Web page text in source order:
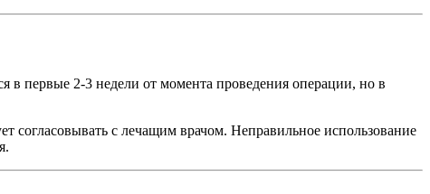
в первые 2-3 недели от момента проведения операции, но в
согласовывать с лечащим врачом. Неправильное использование